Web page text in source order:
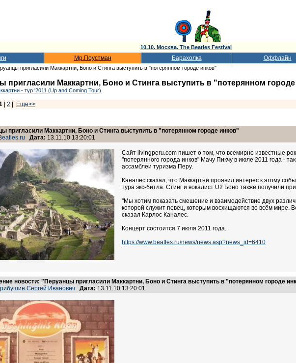
10.10. Москва. The Beatles Festival
Мр.Поустман Барахолка Оффлайн
пригласили Маккартни, Боно и Стинга выступить в "потерянном городе инков"
пригласили Маккартни, Боно и Стинга выступить в "потерянном
- тур '2011 (Up and Coming Tour)
2
Еще>>
пригласили Маккартни, Боно и Стинга выступить в "потерянном городе инков"
Дата: 13.11.10 13:20:01
Сайт livingperu.com пишет о том, что всемирно известные
"потерянного города инков" Мачу Пикчу в июле 2011 года -
ассамблеи туризма Перу.
Каналес сказал, что Маккартни проявил интерес к этому
тура экс-битла. Стинг и вокалист U2 Боно также получили
"Мы хотим показать смешение и взаимодействие двух
которой служит певец, которым восхищаются во всём мире.
сказал Карлос Каналес.
Концерт состоится 7 июля 2011 года.
https://www.beatles.ru/news/news.asp?news_id=6410
новости: "Перуанцы пригласили Маккартни, Боно и Стинга выступить в "потерянном городе
Сергей Иванович Дата: 13.11.10 13:20:01